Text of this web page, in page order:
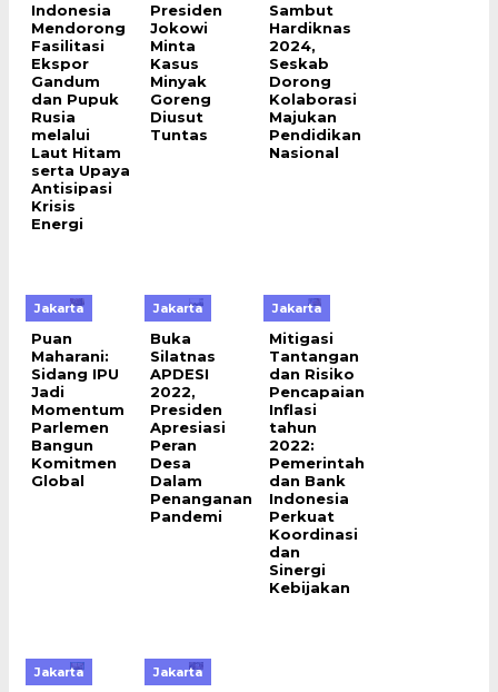
Indonesia
Mendorong
Fasilitasi
Ekspor
Gandum
dan Pupuk
Rusia
melalui
Laut Hitam
serta Upaya
Antisipasi
Krisis
Energi
Presiden
Jokowi
Minta
Kasus
Minyak
Goreng
Diusut
Tuntas
Sambut
Hardiknas
2024,
Seskab
Dorong
Kolaborasi
Majukan
Pendidikan
Nasional
Jakarta
Puan
Maharani:
Sidang IPU
Jadi
Momentum
Parlemen
Bangun
Komitmen
Global
Jakarta
Buka
Silatnas
APDESI
2022,
Presiden
Apresiasi
Peran
Desa
Dalam
Penanganan
Pandemi
Jakarta
Mitigasi
Tantangan
dan Risiko
Pencapaian
Inflasi
tahun
2022:
Pemerintah
dan Bank
Indonesia
Perkuat
Koordinasi
dan
Sinergi
Kebijakan
Jakarta Jakarta